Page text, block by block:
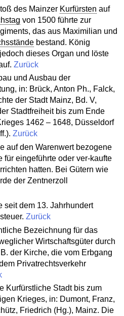
des Mainzer Kurfürsten auf
von 1500 führte zur
das aus Maximilian und
bestand. König
dieses Organ und löste
Zurück
und Ausbau der
in: Brück, Anton Ph., Falck,
der Stadt Mainz, Bd. V,
Stadtfreiheit bis zum Ende
1462 – 1648, Düsseldorf
Zurück
auf den Warenwert bezogene
für eingeführte oder ver-kaufte
hatten. Bei Gütern wie
der Zentnerzoll
seit dem 13. Jahrhundert
Zurück
Bezeichnung für das
Wirtschaftsgüter durch
der Kirche, die vom Erbgang
Privatrechtsverkehr
Kurfürstliche Stadt bis zum
Krieges, in: Dumont, Franz,
Friedrich (Hg.), Mainz. Die